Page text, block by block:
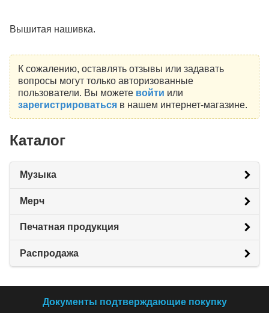
Вышитая нашивка.
К сожалению, оставлять отзывы или задавать
вопросы могут только авторизованные
пользователи. Вы можете войти или
зарегистрироватьсяв нашем интернет-магазине.
Каталог
Музыка
Мерч
Печатная продукция
Распродажа
Документы подтверждающие покупку